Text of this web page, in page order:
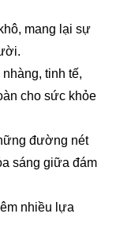
mang lại sự
tinh tế,
cho sức khỏe
đường nét
sáng giữa đám
nhiều lựa